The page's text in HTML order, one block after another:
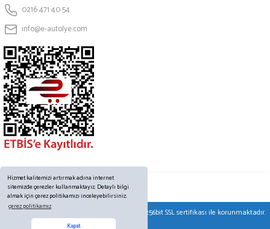
Hizmet kalitemizi artırmak adına internet
sitemizde çerezler kullanmaktayız. Detaylı bilgi
almak için çerez politikamızı inceleyebilirsiniz.
çerez politikamız
Kapat
0216 471 40 54
info@e-autolye.com
© Tüm hakları saklıdır. Kredi kartı bilgileriniz 256bit SSL sertifikası ile korunmaktadır.